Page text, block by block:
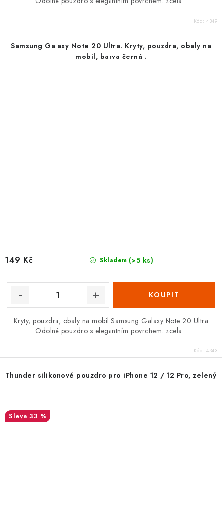
Kód: 4349
Samsung Galaxy Note 20 Ultra. Kryty, pouzdra, obaly na
mobil, barva černá .
Skladem (>5 ks)
149 Kč
Kryty, pouzdra, obaly na mobil Samsung Galaxy Note 20 Ultra
Odolné pouzdro s elegantním povrchem. zcela
Kód: 4343
Thunder silikonové pouzdro pro iPhone 12 / 12 Pro, zelený
33 %